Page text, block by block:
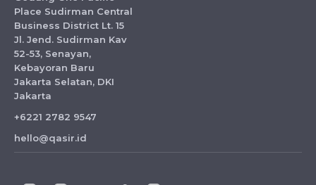
Place Sudirman Central
Business District Lt. 15
Jl. Jend. Sudirman Kav
52-53, Senayan,
Kebayoran Baru
Jakarta Selatan, DKI
Jakarta
+6221 2782 9547
hello@qasir.id